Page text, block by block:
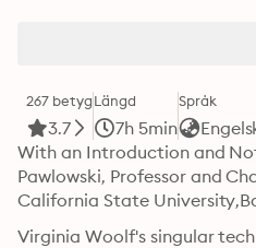
267 betyg
3.7
Längd
7h 5min
Språk
With an Introduction and
Pawlowski, Professor and
California State
Virginia Woolf's singular